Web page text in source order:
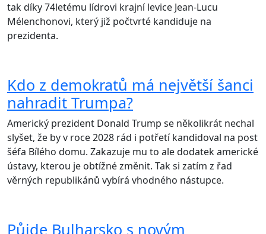
tak díky 74letému lídrovi krajní levice Jean-Lucu
Mélenchonovi, který již počtvrté kandiduje na
prezidenta.
Kdo z demokratů má největší šanci
nahradit Trumpa?
Americký prezident Donald Trump se několikrát nechal
slyšet, že by v roce 2028 rád i potřetí kandidoval na post
šéfa Bílého domu. Zakazuje mu to ale dodatek americké
ústavy, kterou je obtížné změnit. Tak si zatím z řad
věrných republikánů vybírá vhodného nástupce.
Půjde Bulharsko s novým